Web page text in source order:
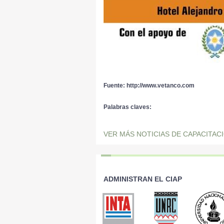
Fuente: http://www.vetanco.com
Palabras claves:
VER MÁS NOTICIAS DE
ADMINISTRAN EL CIAP